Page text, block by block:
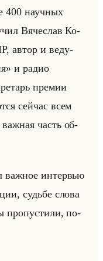
400 на­уч­ных
Вя­че­слав Ко­
автор и ве­ду­
и радио
пре­мии
сейчас всем
часть об­
важ­ное ин­тер­вью
судьбе слова
про­пу­сти­ли, по­